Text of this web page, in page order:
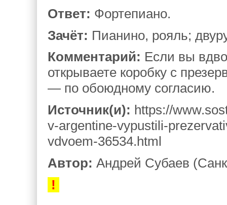
Ответ: Фортепиано.
Зачёт: Пианино, рояль;
Комментарий: Если вы
открываете коробку с
— по обоюдному согласию.
Источник(и): https://
v-argentine-vypustili-
vdvoem-36534.html
Автор: Андрей Субаев
!